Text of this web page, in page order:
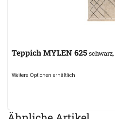
Teppich MYLEN 625
Weitere Optionen erhältlich